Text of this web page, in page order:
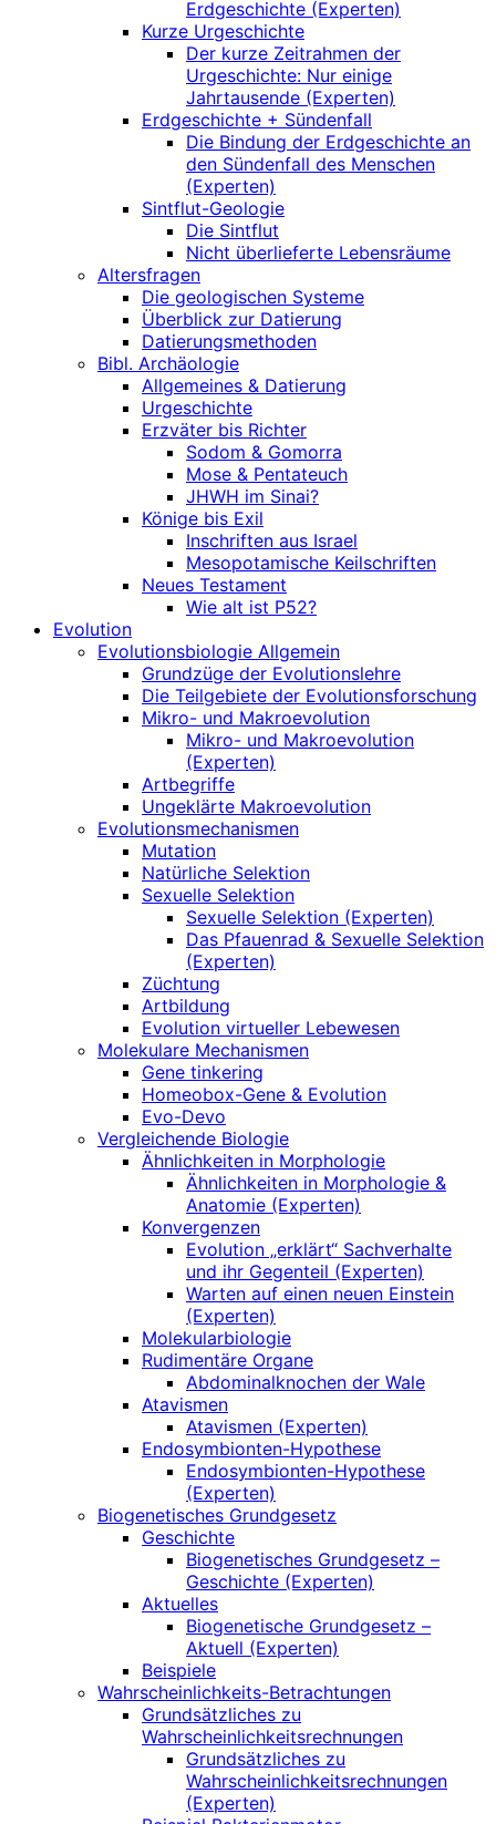
Erdgeschichte (Experten)
Kurze Urgeschichte
Der kurze Zeitrahmen der
Urgeschichte: Nur einige
Jahrtausende (Experten)
Erdgeschichte + Sündenfall
Die Bindung der Erdgeschichte an
den Sündenfall des Menschen
(Experten)
Sintflut-Geologie
Die Sintflut
Nicht überlieferte Lebensräume
Altersfragen
Die geologischen Systeme
Überblick zur Datierung
Datierungsmethoden
Bibl. Archäologie
Allgemeines & Datierung
Urgeschichte
Erzväter bis Richter
Sodom & Gomorra
Mose & Pentateuch
JHWH im Sinai?
Könige bis Exil
Inschriften aus Israel
Mesopotamische Keilschriften
Neues Testament
Wie alt ist P52?
Evolution
Evolutionsbiologie Allgemein
Grundzüge der Evolutionslehre
Die Teilgebiete der Evolutionsforschung
Mikro- und Makroevolution
Mikro- und Makroevolution
(Experten)
Artbegriffe
Ungeklärte Makroevolution
Evolutionsmechanismen
Mutation
Natürliche Selektion
Sexuelle Selektion
Sexuelle Selektion (Experten)
Das Pfauenrad & Sexuelle Selektion
(Experten)
Züchtung
Artbildung
Evolution virtueller Lebewesen
Molekulare Mechanismen
Gene tinkering
Homeobox-Gene & Evolution
Evo-Devo
Vergleichende Biologie
Ähnlichkeiten in Morphologie
Ähnlichkeiten in Morphologie &
Anatomie (Experten)
Konvergenzen
Evolution „erklärt“ Sachverhalte
und ihr Gegenteil (Experten)
Warten auf einen neuen Einstein
(Experten)
Molekularbiologie
Rudimentäre Organe
Abdominalknochen der Wale
Atavismen
Atavismen (Experten)
Endosymbionten-Hypothese
Endosymbionten-Hypothese
(Experten)
Biogenetisches Grundgesetz
Geschichte
Biogenetisches Grundgesetz –
Geschichte (Experten)
Aktuelles
Biogenetische Grundgesetz –
Aktuell (Experten)
Beispiele
Wahrscheinlichkeits-Betrachtungen
Grundsätzliches zu
Wahrscheinlichkeitsrechnungen
Grundsätzliches zu
Wahrscheinlichkeitsrechnungen
(Experten)